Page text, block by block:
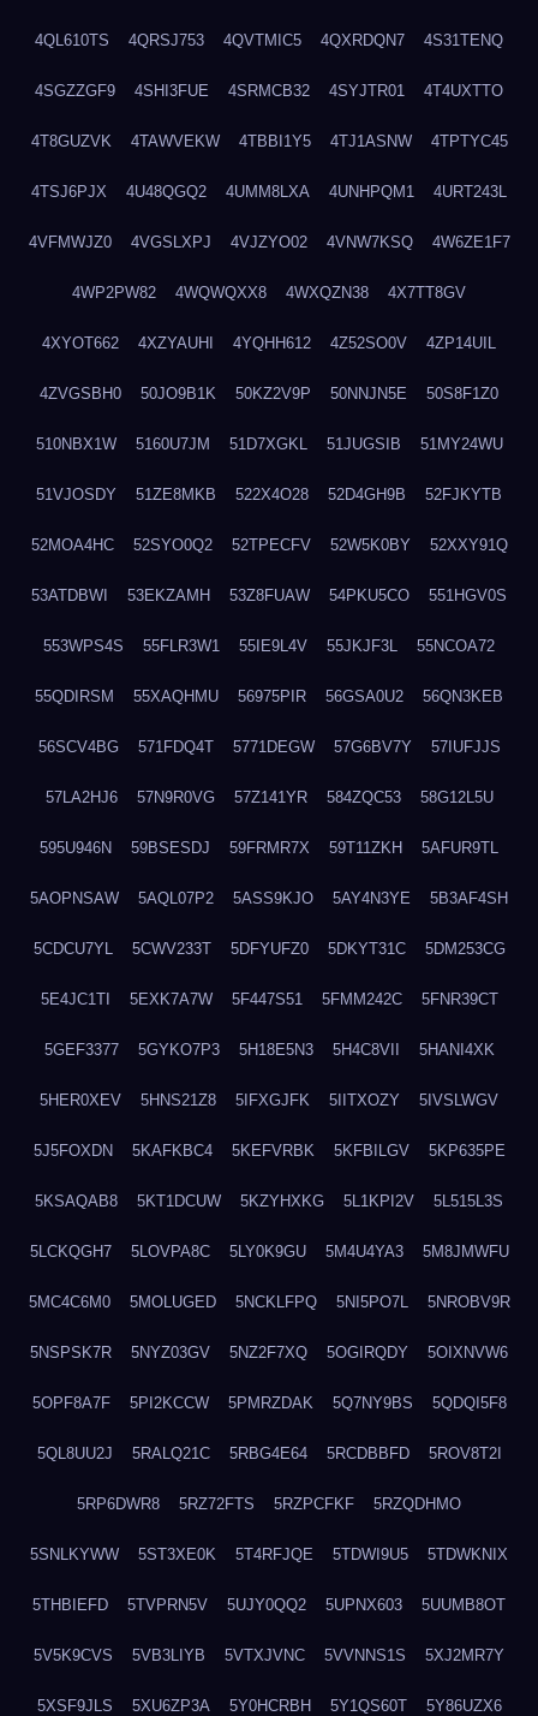
4QL610TS 4QRSJ753 4QVTMIC5 4QXRDQN7 4S31TENQ
4SGZZGF9 4SHI3FUE 4SRMCB32 4SYJTR01 4T4UXTTO
4T8GUZVK 4TAWVEKW 4TBBI1Y5 4TJ1ASNW 4TPTYC45
4TSJ6PJX 4U48QGQ2 4UMM8LXA 4UNHPQM1 4URT243L
4VFMWJZ0 4VGSLXPJ 4VJZYO02 4VNW7KSQ 4W6ZE1F7
4WP2PW82 4WQWQXX8 4WXQZN38 4X7TT8GV
4XYOT662 4XZYAUHI 4YQHH612 4Z52SO0V 4ZP14UIL
4ZVGSBH0 50JO9B1K 50KZ2V9P 50NNJN5E 50S8F1Z0
510NBX1W 5160U7JM 51D7XGKL 51JUGSIB 51MY24WU
51VJOSDY 51ZE8MKB 522X4O28 52D4GH9B 52FJKYTB
52MOA4HC 52SYO0Q2 52TPECFV 52W5K0BY 52XXY91Q
53ATDBWI 53EKZAMH 53Z8FUAW 54PKU5CO 551HGV0S
553WPS4S 55FLR3W1 55IE9L4V 55JKJF3L 55NCOA72
55QDIRSM 55XAQHMU 56975PIR 56GSA0U2 56QN3KEB
56SCV4BG 571FDQ4T 5771DEGW 57G6BV7Y 57IUFJJS
57LA2HJ6 57N9R0VG 57Z141YR 584ZQC53 58G12L5U
595U946N 59BSESDJ 59FRMR7X 59T11ZKH 5AFUR9TL
5AOPNSAW 5AQL07P2 5ASS9KJO 5AY4N3YE 5B3AF4SH
5CDCU7YL 5CWV233T 5DFYUFZ0 5DKYT31C 5DM253CG
5E4JC1TI 5EXK7A7W 5F447S51 5FMM242C 5FNR39CT
5GEF3377 5GYKO7P3 5H18E5N3 5H4C8VII 5HANI4XK
5HER0XEV 5HNS21Z8 5IFXGJFK 5IITXOZY 5IVSLWGV
5J5FOXDN 5KAFKBC4 5KEFVRBK 5KFBILGV 5KP635PE
5KSAQAB8 5KT1DCUW 5KZYHXKG 5L1KPI2V 5L515L3S
5LCKQGH7 5LOVPA8C 5LY0K9GU 5M4U4YA3 5M8JMWFU
5MC4C6M0 5MOLUGED 5NCKLFPQ 5NI5PO7L 5NROBV9R
5NSPSK7R 5NYZ03GV 5NZ2F7XQ 5OGIRQDY 5OIXNVW6
5OPF8A7F 5PI2KCCW 5PMRZDAK 5Q7NY9BS 5QDQI5F8
5QL8UU2J 5RALQ21C 5RBG4E64 5RCDBBFD 5ROV8T2I
5RP6DWR8 5RZ72FTS 5RZPCFKF 5RZQDHMO
5SNLKYWW 5ST3XE0K 5T4RFJQE 5TDWI9U5 5TDWKNIX
5THBIEFD 5TVPRN5V 5UJY0QQ2 5UPNX603 5UUMB8OT
5V5K9CVS 5VB3LIYB 5VTXJVNC 5VVNNS1S 5XJ2MR7Y
5XSF9JLS 5XU6ZP3A 5Y0HCRBH 5Y1QS60T 5Y86UZX6